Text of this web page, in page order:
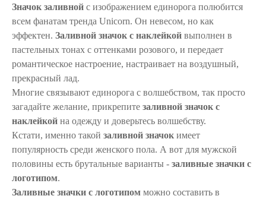
Значок заливной с изображением единорога полюбится
всем фанатам тренда Unicorn. Он невесом, но как
эффектен. Заливной значок с наклейкой выполнен в
пастельных тонах с оттенками розового, и передает
романтическое настроение, настраивает на воздушный,
прекрасный лад.
Многие связывают единорога с волшебством, так просто
загадайте желание, прикрепите заливной значок с
наклейкой на одежду и доверьтесь волшебству.
Кстати, именно такой заливной значок имеет
популярность среди женского пола. А вот для мужской
половины есть брутальные варианты - заливные значки с
логотипом.
Заливные значки с логотипом можно составить в